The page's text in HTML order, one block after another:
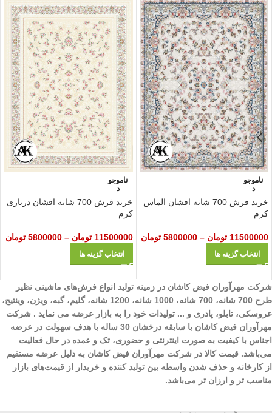
ناموجو
د
خرید فرش 700 شانه افشان الماس
کرم
11500000 تومان –
5800000 تومان
انتخاب گزینه ها
ناموجو
د
خرید فرش 700 شانه افشان درباری
کرم
11500000 تومان –
5800000 تومان
انتخاب گزینه ها
شرکت مهرآوران فیض کاشان در زمینه تولید انواع فرش‌های ماشینی نظیر
طرح 700 شانه، 700 شانه، 1000 شانه، 1200 شانه، گلیم، گبه، ویژن، وینتیج،
عروسکی، تابلو، پادری و ... تولیدات خود را به بازار عرضه می نماید . شرکت
مهرآوران فیض کاشان با سابقه درخشان 30 ساله با هدف سهولت در عرضه
اجناس با کیفیت به صورت اینترنتی و حضوری، تک و عمده در حال فعالیت
می‌باشد. قیمت کالا در شرکت مهرآوران فیض کاشان به دلیل عرضه مستقیم
از کارخانه و حذف شدن واسطه بین تولید کننده و خریدار از قیمت‌های بازار
مناسب تر و ارزان تر می‌باشد.